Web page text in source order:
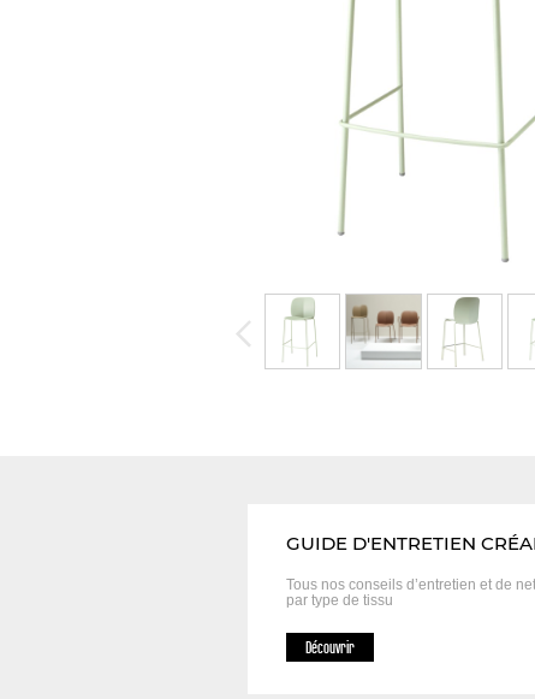
GUIDE D'ENTRETIEN
Tous nos conseils d’entretien et de
par type de tissu
Découvrir